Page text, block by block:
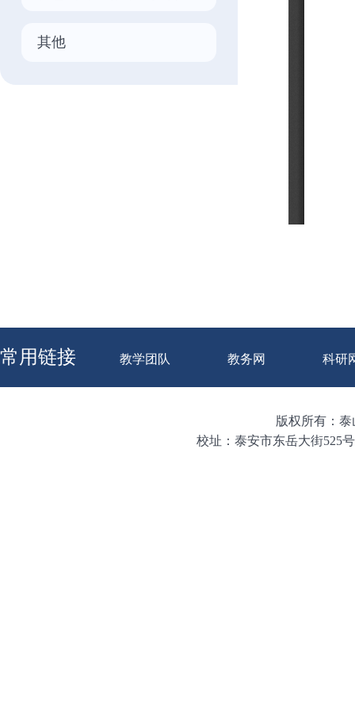
其他
常用链接 教学团队 教务网 科研
版权所有：泰
校址：泰安市东岳大街525号